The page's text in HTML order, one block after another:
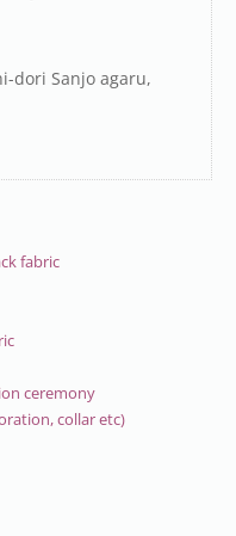
dori Sanjo agaru,
fabric
ceremony
collar etc)